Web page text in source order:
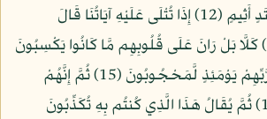
يُكَذِّبُ بِهِ إِلَّا كُلُّ مُعْتَدٍ أَثِيمٍ (12) إِذَا تُتْلَى عَلَيْهِ آيَاتُنَا قَالَ
أَسَاطِيرُ الْأَوَّلِينَ (13) كَلَّا بَلْ رَانَ عَلَى قُلُوبِهِم مَّا كَانُوا يَكْسِبُونَ
(14) كَلَّا إِنَّهُمْ عَن رَّبِّهِمْ يَوْمَئِذٍ لَّمَحْجُوبُونَ (15) ثُمَّ إِنَّهُمْ
لَصَالُو الْجَحِيمِ (16) ثُمَّ يُقَالُ هَذَا الَّذِي كُنتُم بِهِ تُكَذِّبُونَ